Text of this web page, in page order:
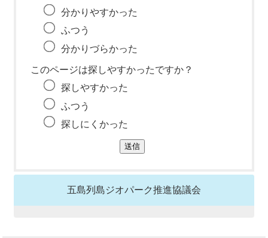
分かりやすかった
ふつう
分かりづらかった
このページは探しやすかったですか？
探しやすかった
ふつう
探しにくかった
五島列島ジオパーク推進協議会